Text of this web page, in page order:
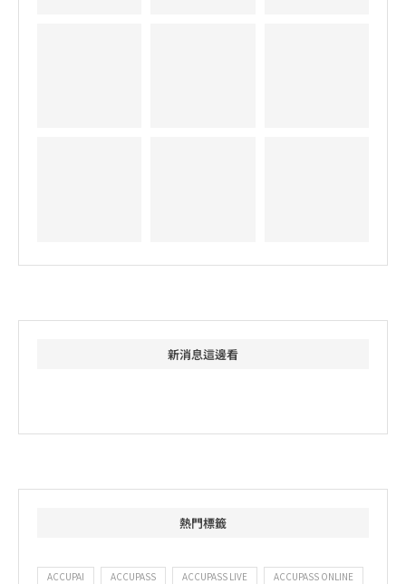
新消息這邊看
熱門標籤
ACCUPAI ACCUPASS ACCUPASS LIVE ACCUPASS ONLINE